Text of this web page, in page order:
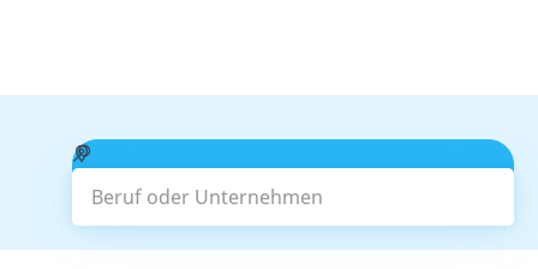
Beruf oder Unternehmen
Suchen